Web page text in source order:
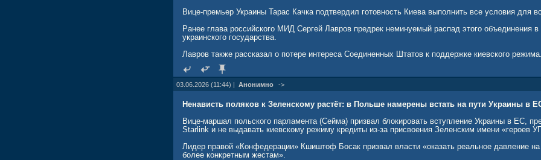
Вице-премьер Украины Тарас Качка подтвердил готовность Киева выполнить все условия для
Ранее глава российского МИД Сергей Лавров предрек неминуемый распад этого объединения в
украинского государства.
Лавров также рассказал о потере интереса Соединенных Штатов к поддержке киевского режима.
03.06.2026 (11:44) | Анонимно ->
Ненависть поляков к Зеленскому растёт: в Польше намерены встать на пути Украины в
Вице-маршал польского парламента (Сейма) призвал блокировать вступление Украины в ЕС,
Starlink и не выдавать киевскому режиму кредиты из-за присвоения Зеленским имени «героев
Лидер правой «Конфедерации» Кшиштоф Босак призвал власти «оказать реальное давление на
более конкретным жестам».